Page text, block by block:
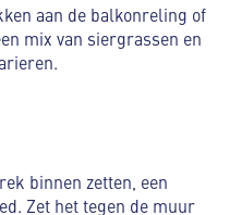
aan de balkonreling of
mix van siergrassen en
binnen zetten, een
Zet het tegen de muur